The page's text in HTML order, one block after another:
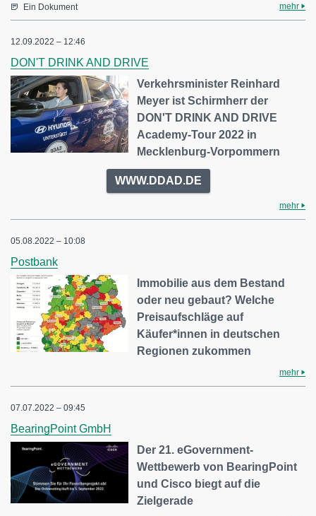
Ein Dokument mehr
12.09.2022 – 12:46
DON'T DRINK AND DRIVE
Verkehrsminister Reinhard
Meyer ist Schirmherr der
DON'T DRINK AND DRIVE
Academy-Tour 2022 in
Mecklenburg-Vorpommern
WWW.DDAD.DE
mehr
05.08.2022 – 10:08
Postbank
Immobilie aus dem Bestand
oder neu gebaut? Welche
Preisaufschläge auf
Käufer*innen in deutschen
Regionen zukommen
mehr
07.07.2022 – 09:45
BearingPoint GmbH
Der 21. eGovernment-
Wettbewerb von BearingPoint
und Cisco biegt auf die
Zielgerade